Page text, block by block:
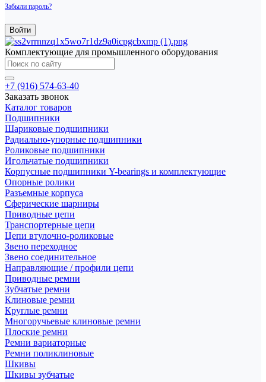
Забыли пароль?
Комплектующие для промышленного оборудования
+7 (916) 574-63-40
Заказать звонок
Каталог товаров
Подшипники
Шариковые подшипники
Радиально-упорные подшипники
Роликовые подшипники
Игольчатые подшипники
Корпусные подшипники Y-bearings и комплектующие
Опорные ролики
Разъемные корпуса
Сферические шарниры
Приводные цепи
Транспортерные цепи
Цепи втулочно-роликовые
Звено переходное
Звено соединительное
Направляющие / профили цепи
Приводные ремни
Зубчатые ремни
Клиновые ремни
Круглые ремни
Многоручьевые клиновые ремни
Плоские ремни
Ремни вариаторные
Ремни поликлиновые
Шкивы
Шкивы зубчатые